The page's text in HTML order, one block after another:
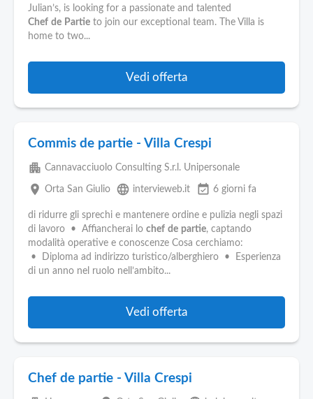
Julian’s, is looking for a passionate and talented
Chef de Partie to join our exceptional team. The Villa is
home to two...
Vedi offerta
Commis de partie - Villa Crespi
apartment Cannavacciuolo Consulting S.r.l. Unipersonale
place Orta San Giulio language intervieweb.it event_available 6 giorni fa
di ridurre gli sprechi e mantenere ordine e pulizia negli spazi
di lavoro • Affiancherai lo chef de partie, captando
modalità operative e conoscenze Cosa cerchiamo:
• Diploma ad indirizzo turistico/alberghiero • Esperienza
di un anno nel ruolo nell’ambito...
Vedi offerta
Chef de partie - Villa Crespi